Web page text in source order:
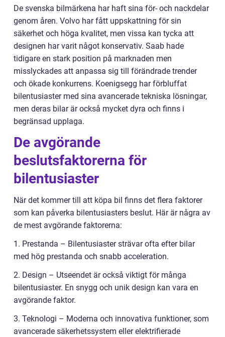
De svenska bilmärkena har haft sina för- och nackdelar
genom åren. Volvo har fått uppskattning för sin
säkerhet och höga kvalitet, men vissa kan tycka att
designen har varit något konservativ. Saab hade
tidigare en stark position på marknaden men
misslyckades att anpassa sig till förändrade trender
och ökade konkurrens. Koenigsegg har förbluffat
bilentusiaster med sina avancerade tekniska lösningar,
men deras bilar är också mycket dyra och finns i
begränsad upplaga.
De avgörande
beslutsfaktorerna för
bilentusiaster
När det kommer till att köpa bil finns det flera faktorer
som kan påverka bilentusiasters beslut. Här är några av
de mest avgörande faktorerna:
1. Prestanda – Bilentusiaster strävar ofta efter bilar
med hög prestanda och snabb acceleration.
2. Design – Utseendet är också viktigt för många
bilentusiaster. En snygg och unik design kan vara en
avgörande faktor.
3. Teknologi – Moderna och innovativa funktioner, som
avancerade säkerhetssystem eller elektrifierade